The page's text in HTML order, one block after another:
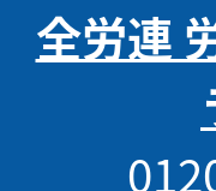
全労連